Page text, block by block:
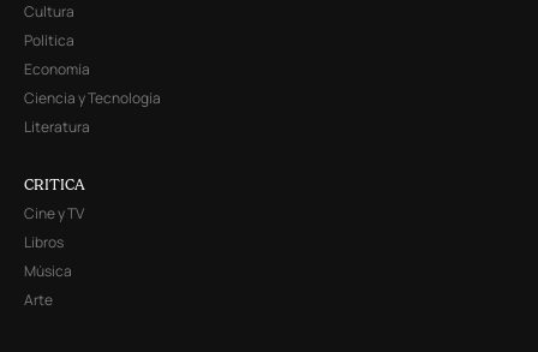
Cultura
Política
Economía
Ciencia y Tecnología
Literatura
CRITICA
Cine y TV
Libros
Música
Arte